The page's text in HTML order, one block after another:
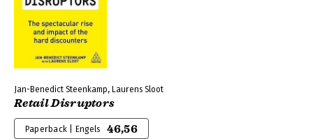
Jan-Benedict Steenkamp, Laurens Sloot
Retail Disruptors
Paperback | Engels 46,56